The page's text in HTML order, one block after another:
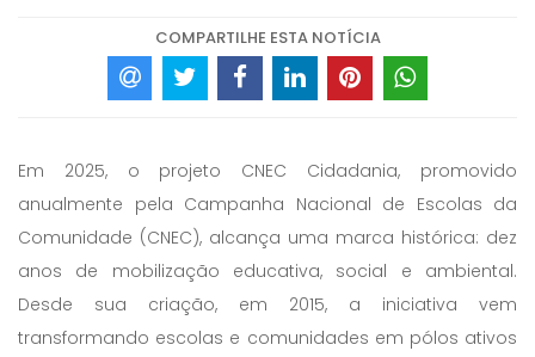
COMPARTILHE ESTA NOTÍCIA
Em 2025, o projeto CNEC Cidadania, promovido
anualmente pela Campanha Nacional de Escolas da
Comunidade (CNEC), alcança uma marca histórica: dez
anos de mobilização educativa, social e ambiental.
Desde sua criação, em 2015, a iniciativa vem
transformando escolas e comunidades em pólos ativos